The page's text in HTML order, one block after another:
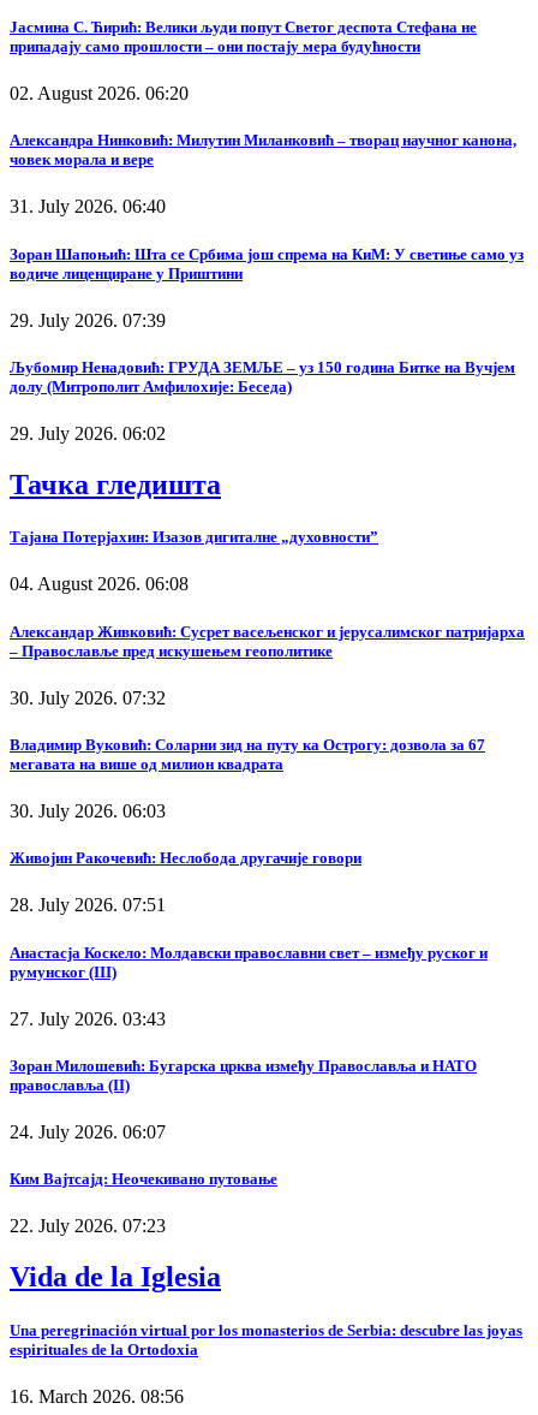
Јасмина С. Ћирић: Велики људи попут Светог деспота Стефана не
припадају само прошлости – они постају мера будућности
02. August 2026. 06:20
Александра Нинковић: Милутин Миланковић – творац научног канона,
човек морала и вере
31. July 2026. 06:40
Зоран Шапоњић: Шта се Србима још спрема на КиМ: У светиње само уз
водиче лиценциране у Приштини
29. July 2026. 07:39
Љубомир Ненадовић: ГРУДА ЗЕМЉЕ – уз 150 година Битке на Вучјем
долу (Митрополит Амфилохије: Беседа)
29. July 2026. 06:02
Тачка гледишта
Тајана Потерјахин: Изазов дигиталне „духовности”
04. August 2026. 06:08
Александар Живковић: Сусрет васељенског и јерусалимског патријарха
– Православље пред искушењем геополитике
30. July 2026. 07:32
Владимир Вуковић: Соларни зид на путу ка Острогу: дозвола за 67
мегавата на више од милион квадрата
30. July 2026. 06:03
Живојин Ракочевић: Неслобода другачије говори
28. July 2026. 07:51
Анастасја Коскело: Молдавски православни свет – између руског и
румунског (III)
27. July 2026. 03:43
Зоран Милошевић: Бугарска црква између Православља и НАТО
православља (II)
24. July 2026. 06:07
Ким Вајтсајд: Неочекивано путовање
22. July 2026. 07:23
Vida de la Iglesia
Una peregrinación virtual por los monasterios de Serbia: descubre las joyas
espirituales de la Ortodoxia
16. March 2026. 08:56